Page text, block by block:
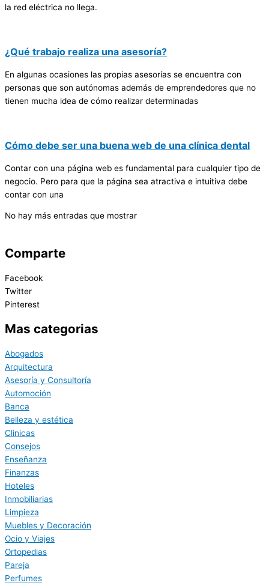
la red eléctrica no llega.
¿Qué trabajo realiza una asesoría?
En algunas ocasiones las propias asesorías se encuentra con
personas que son autónomas además de emprendedores que no
tienen mucha idea de cómo realizar determinadas
Cómo debe ser una buena web de una clínica dental
Contar con una página web es fundamental para cualquier tipo de
negocio. Pero para que la página sea atractiva e intuitiva debe
contar con una
No hay más entradas que mostrar
Comparte
Facebook
Twitter
Pinterest
Mas categorias
Abogados
Arquitectura
Asesoría y Consultoría
Automoción
Banca
Belleza y estética
Clinicas
Consejos
Enseñanza
Finanzas
Hoteles
Inmobiliarias
Limpieza
Muebles y Decoración
Ocio y Viajes
Ortopedias
Pareja
Perfumes